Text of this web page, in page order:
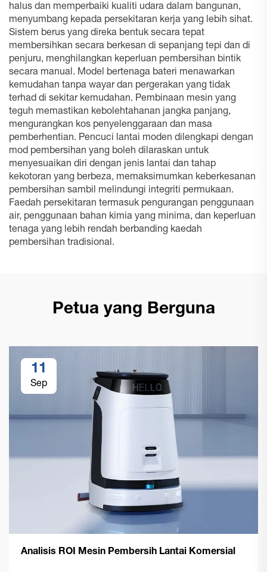
halus dan memperbaiki kualiti udara dalam bangunan,
menyumbang kepada persekitaran kerja yang lebih sihat.
Sistem berus yang direka bentuk secara tepat
membersihkan secara berkesan di sepanjang tepi dan di
penjuru, menghilangkan keperluan pembersihan bintik
secara manual. Model bertenaga bateri menawarkan
kemudahan tanpa wayar dan pergerakan yang tidak
terhad di sekitar kemudahan. Pembinaan mesin yang
teguh memastikan kebolehtahanan jangka panjang,
mengurangkan kos penyelenggaraan dan masa
pemberhentian. Pencuci lantai moden dilengkapi dengan
mod pembersihan yang boleh dilaraskan untuk
menyesuaikan diri dengan jenis lantai dan tahap
kekotoran yang berbeza, memaksimumkan keberkesanan
pembersihan sambil melindungi integriti permukaan.
Faedah persekitaran termasuk pengurangan penggunaan
air, penggunaan bahan kimia yang minima, dan keperluan
tenaga yang lebih rendah berbanding kaedah
pembersihan tradisional.
Petua yang Berguna
11
Sep
Analisis ROI Mesin Pembersih Lantai Komersial